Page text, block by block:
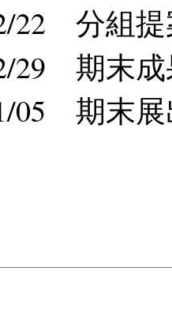
22 分組提
29 期末
05 期末